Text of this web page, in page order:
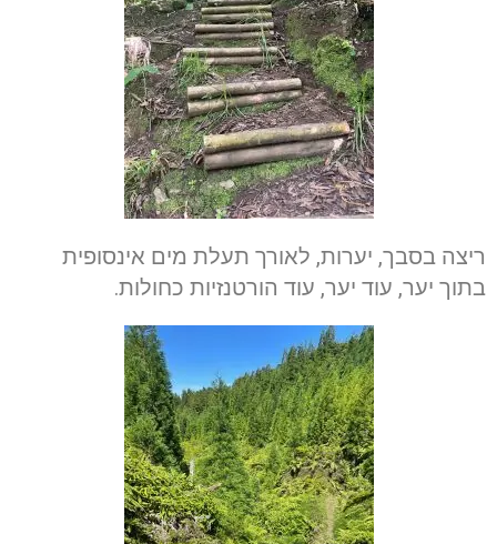
ריצה בסבך, יערות, לאורך תעלת מים אינסופית
בתוך יער, עוד יער, עוד הורטנזיות כחולות.